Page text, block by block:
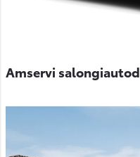
Amservi salongiautod